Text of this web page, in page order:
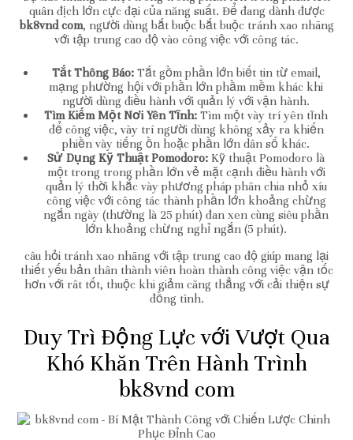
quân địch lớn cực đại của năng suất. Để đang dành được
bk8vnd com, người dùng bắt buộc bắt buộc tránh xao nhãng
với tập trung cao độ vào công việc với công tác.
Tắt Thông Báo:Tắt gồm phần lớn biết tin từ email,
mạng phường hội với phần lớn phầm mềm khác khi
người dùng điều hành với quản lý với vận hành.
Tìm Kiếm Một Nơi Yên Tĩnh: Tìm một vày trí yên tĩnh
để công việc, vày trí người dùng không xảy ra khiến
phiền vày tiếng ồn hoặc phần lớn dân số khác.
Sử Dụng Kỹ Thuật Pomodoro: Kỹ thuật Pomodoro là
một trong trong phần lớn vẻ mặt cạnh điều hành với
quản lý thời khắc vày phương pháp phân chia nhỏ xíu
công việc với công tác thành phần lớn khoảng chừng
ngắn ngày (thường là 25 phút) đan xen cùng siêu phần
lớn khoảng chừng nghỉ ngắn (5 phút).
câu hỏi tránh xao nhãng với tập trung cao độ giúp mang lại
thiết yếu bản thân thành viên hoàn thành công việc vận tốc
hơn với rât tốt, thuộc khi giảm căng thẳng với cải thiện sự
đồng tình.
Duy Trì Động Lực với Vượt Qua
Khó Khăn Trên Hành Trình
bk8vnd com